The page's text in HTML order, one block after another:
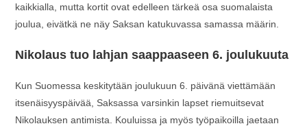
kaikkialla, mutta kortit ovat edelleen tärkeä osa suomalaista
joulua, eivätkä ne näy Saksan katukuvassa samassa määrin.
Nikolaus tuo lahjan saappaaseen 6. joulukuuta
Kun Suomessa keskitytään joulukuun 6. päivänä viettämään
itsenäisyyspäivää, Saksassa varsinkin lapset riemuitsevat
Nikolauksen antimista. Kouluissa ja myös työpaikoilla jaetaan